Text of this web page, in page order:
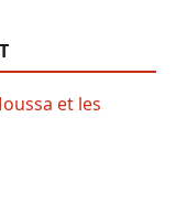
et les